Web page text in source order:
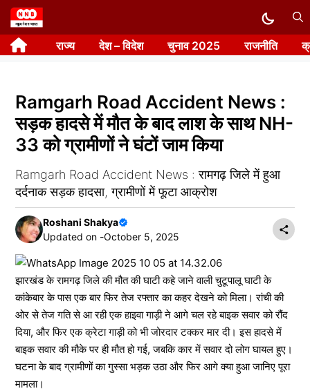
Skip
to
content राज्य देश – विदेश चुनाव 2025 राजनीति
Ramgarh Road Accident News :
सड़क हादसे में मौत के बाद लाश के साथ NH-
33 को ग्रामीणों ने घंटों जाम किया
Ramgarh Road Accident News : रामगढ़ जिले में हुआ
दर्दनाक सड़क हादसा, ग्रामीणों में फूटा आक्रोश
Roshani Shakya
Updated on -October 5, 2025
झारखंड के रामगढ़ जिले की मौत की घाटी कहे जाने वाली चुटूपालू घाटी के
कांकेबार के पास एक बार फिर तेज रफ्तार का कहर देखने को मिला। रांची की
ओर से तेज गति से आ रही एक हाइवा गाड़ी ने आगे चल रहे बाइक सवार को रौंद
दिया, और फिर एक क्रेटा गाड़ी को भी जोरदार टक्कर मार दी। इस हादसे में
बाइक सवार की मौके पर ही मौत हो गई, जबकि कार में सवार दो लोग घायल हुए।
घटना के बाद ग्रामीणों का गुस्सा भड़क उठा और फिर आगे क्या हुआ जानिए पूरा
मामला।